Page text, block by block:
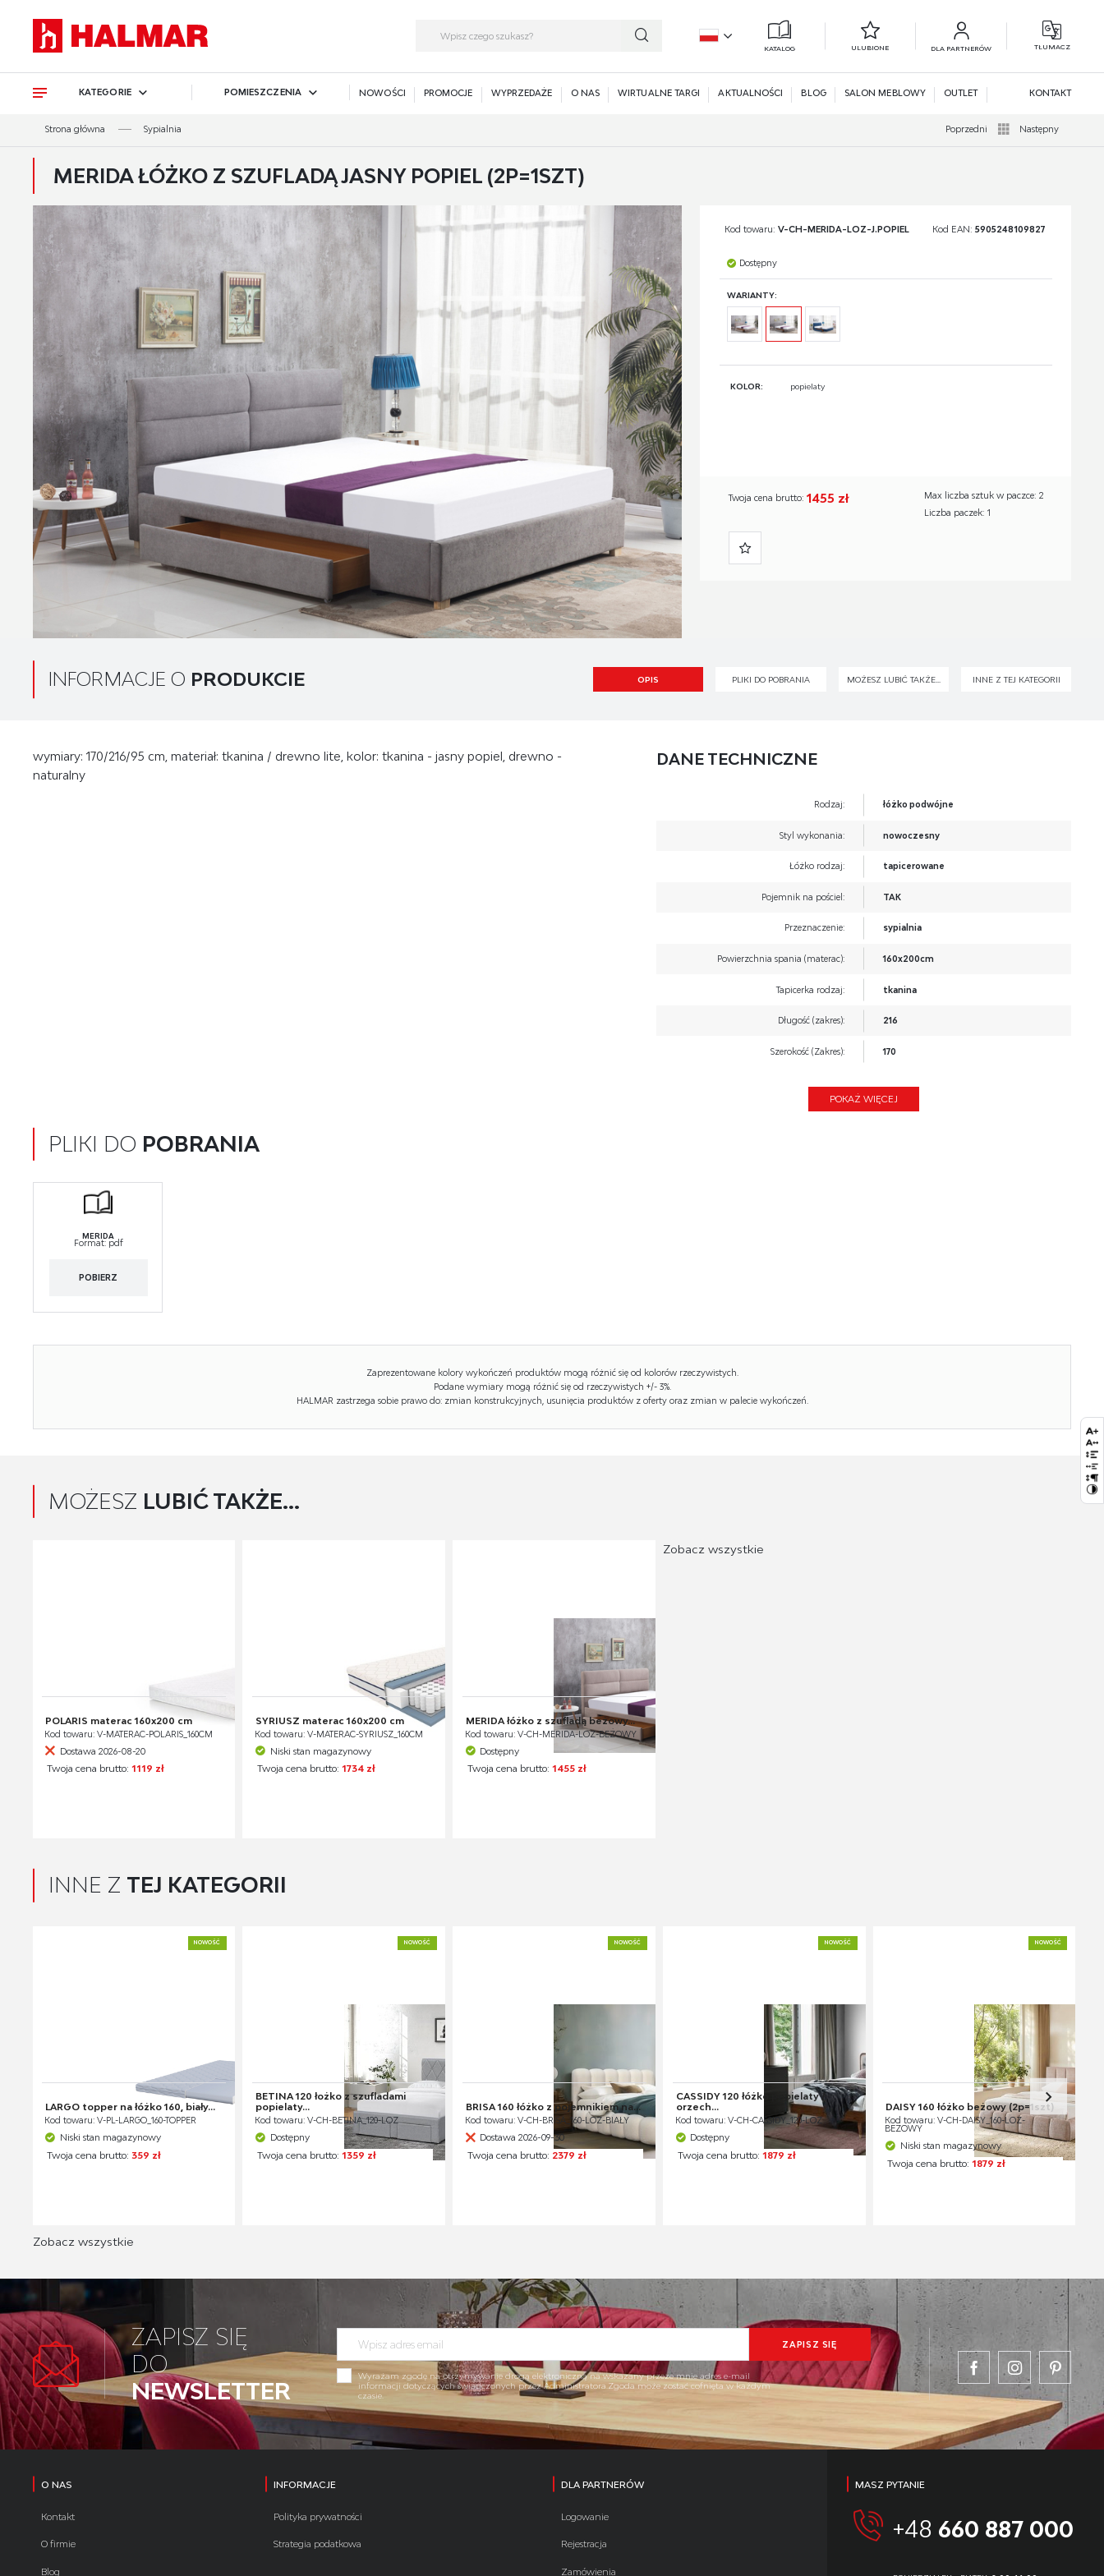
KATALOG ULUBIONE DLA PARTNERÓW TŁUMACZ
KATEGORIE POMIESZCZENIA NOWOŚCI PROMOCJE WYPRZEDAŻE O NAS WIRTUALNE TARGI AKTUALNOŚCI BLOG SALON MEBLOWY OUTLET KONTAKT
Strona główna Sypialnia Poprzedni Następny
MERIDA ŁÓŻKO Z SZUFLADĄ JASNY POPIEL (2P=1SZT)
Kod towaru: V-CH-MERIDA-LOZ-J.POPIEL Kod EAN: 5905248109827
Dostępny
WARIANTY:
KOLOR: popielaty
Twoja cena brutto:1455 zł
Max liczba sztuk w paczce: 2
Liczba paczek: 1
INFORMACJE O PRODUKCIE OPIS PLIKI DO POBRANIA MOŻESZ LUBIĆ TAKŻE... INNE Z TEJ KATEGORII
wymiary: 170/216/95 cm, materiał: tkanina / drewno lite, kolor: tkanina - jasny popiel, drewno -
naturalny
DANE TECHNICZNE
Rodzaj: łóżko podwójne
Styl wykonania: nowoczesny
Łóżko rodzaj: tapicerowane
Pojemnik na pościel: TAK
Przeznaczenie: sypialnia
Powierzchnia spania (materac): 160x200cm
Tapicerka rodzaj: tkanina
Długość (zakres): 216
Szerokość (Zakres): 170
Kolor: popielaty
POKAŻ WIĘCEJ
PLIKI DO POBRANIA
MERIDA
Format: pdf
POBIERZ
Zaprezentowane kolory wykończeń produktów mogą różnić się od kolorów rzeczywistych.
Podane wymiary mogą różnić się od rzeczywistych +/- 3%.
HALMAR zastrzega sobie prawo do: zmian konstrukcyjnych, usunięcia produktów z oferty oraz zmian w palecie wykończeń.
MOŻESZ LUBIĆ TAKŻE...
POLARIS materac 160x200 cm
Kod towaru: V-MATERAC-POLARIS_160CM
Dostawa 2026-08-20
Twoja cena brutto:1119 zł
SYRIUSZ materac 160x200 cm
Kod towaru: V-MATERAC-SYRIUSZ_160CM
Niski stan magazynowy
Twoja cena brutto:1734 zł
MERIDA łóżko z szufladą beżowy...
Kod towaru: V-CH-MERIDA-LOZ-BEŻOWY
Dostępny
Twoja cena brutto: 1455 zł
Zobacz wszystkie
INNE Z TEJ KATEGORII
NOWOŚĆ
LARGO topper na łóżko 160, biały...
Kod towaru: V-PL-LARGO_160-TOPPER
Niski stan magazynowy
Twoja cena brutto: 359 zł
NOWOŚĆ
BETINA 120 łożko z szufladami
popielaty...
Kod towaru: V-CH-BETINA_120-LOZ
Dostępny
Twoja cena brutto:1359 zł
NOWOŚĆ
BRISA 160 łóżko z pojemnikiem na...
Kod towaru: V-CH-BRISA_160-LOZ-BIAŁY
Dostawa 2026-09-30
Twoja cena brutto: 2379 zł
NOWOŚĆ
CASSIDY 120 łóżko popielaty /
orzech...
Kod towaru: V-CH-CASSIDY_120-LOZ
Dostępny
Twoja cena brutto: 1879 zł
NOWOŚĆ
DAISY 160 łóżko beżowy (2p=1szt)
Kod towaru: V-CH-DAISY_160-LOZ-
BEŻOWY
Niski stan magazynowy
Twoja cena brutto:1879 zł
Zobacz wszystkie
ZAPISZ SIĘ
DO
NEWSLETTER
Wyrażam zgodę na otrzymywanie drogą elektroniczną na wskazany przeze mnie adres e-mail
informacji dotyczących świadczonych przez Administratora.Zgoda może zostać cofnięta w każdym
czasie.
O NAS
Kontakt
O firmie
Blog
INFORMACJE
Polityka prywatności
Strategia podatkowa
DLA PARTNERÓW
Logowanie
Rejestracja
Zamówienia
MASZ PYTANIE
+48 660 887 000